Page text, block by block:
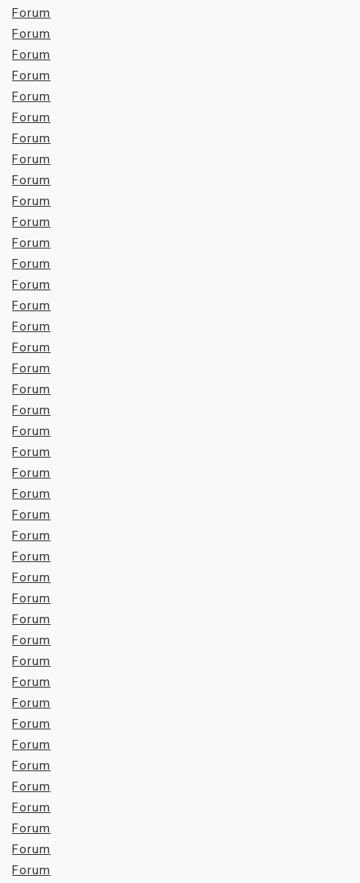
Forum
Forum
Forum
Forum
Forum
Forum
Forum
Forum
Forum
Forum
Forum
Forum
Forum
Forum
Forum
Forum
Forum
Forum
Forum
Forum
Forum
Forum
Forum
Forum
Forum
Forum
Forum
Forum
Forum
Forum
Forum
Forum
Forum
Forum
Forum
Forum
Forum
Forum
Forum
Forum
Forum
Forum